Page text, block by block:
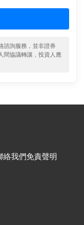
諮詢服務，並非證券
間協議轉讓，投資人應
絡我們免責聲明